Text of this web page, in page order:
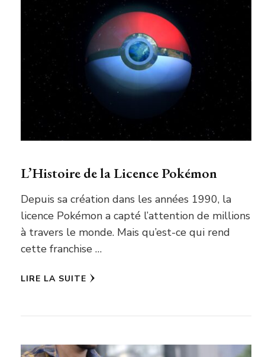
L’Histoire de la Licence Pokémon
Depuis sa création dans les années 1990, la
licence Pokémon a capté l’attention de millions
à travers le monde. Mais qu’est-ce qui rend
cette franchise …
LIRE LA SUITE